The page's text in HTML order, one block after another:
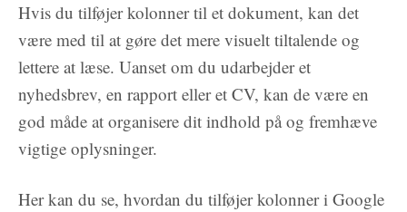
Hvis du tilføjer kolonner til et dokument, kan det
være med til at gøre det mere visuelt tiltalende og
lettere at læse. Uanset om du udarbejder et
nyhedsbrev, en rapport eller et CV, kan de være en
god måde at organisere dit indhold på og fremhæve
vigtige oplysninger.
Her kan du se, hvordan du tilføjer kolonner i Google